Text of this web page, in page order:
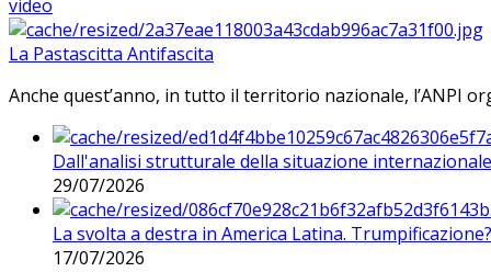
video
La Pastascitta Antifascita
Anche quest’anno, in tutto il territorio nazionale, l’ANPI
Dall'analisi strutturale della situazione
29/07/2026
La svolta a destra in America Latina. Trumpificazione?
17/07/2026